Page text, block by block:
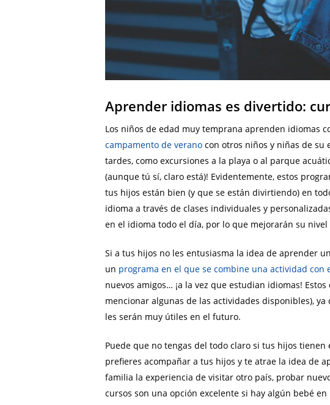
Aprender idiomas es divertido:
Los niños de edad muy temprana aprenden idiomas
campamento de verano con otros niños y niñas de su
tardes, como excursiones a la playa o al parque
(aunque tú sí, claro está)! Evidentemente, estos
tus hijos están bien (y que se están divirtiendo) en
idioma a través de clases individuales y
en el idioma todo el día, por lo que mejorarán su nivel
Si a tus hijos no les entusiasma la idea de aprender
un programa en el que se combine una actividad con
nuevos amigos… ¡a la vez que estudian idiomas!
mencionar algunas de las actividades disponibles),
les serán muy útiles en el futuro.
Puede que no tengas del todo claro si tus hijos
prefieres acompañar a tus hijos y te atrae la idea de
familia la experiencia de visitar otro país, probar
cursos son una opción excelente si hay algún bebé